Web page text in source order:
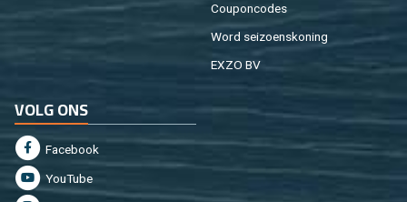
Cou­pon­co­des
Word sei­zoens­ko­ning
EXZO BV
VOLG ONS
Fa­cebook
You­Tu­be